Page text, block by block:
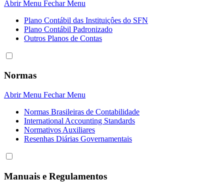
Abrir Menu Fechar Menu
Plano Contábil das Instituiçôes do SFN
Plano Contábil Padronizado
Outros Planos de Contas
Normas
Abrir Menu Fechar Menu
Normas Brasileiras de Contabilidade
International Accounting Standards
Normativos Auxiliares
Resenhas Diárias Governamentais
Manuais e Regulamentos